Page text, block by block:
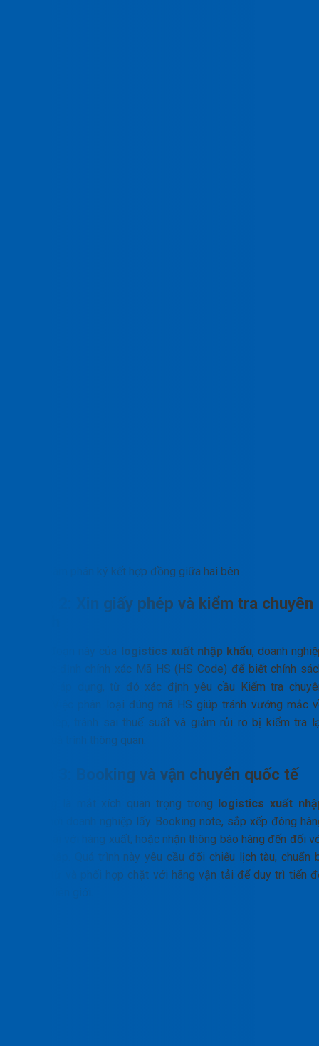
Đàm phán ký kết hợp đồng giữa hai bên
Bước 2: Xin giấy phép và kiểm tra chuyên
Ở giai đoạn này của logistics xuất nhập khẩu, doanh
cần xác định chính xác Mã HS (HS Code) để biết chính
quản lý áp dụng, từ đó xác định yêu cầu Kiểm tra
ngành. Việc phân loại đúng mã HS giúp tránh vướng mắc
giấy phép, tránh sai thuế suất và giảm rủi ro bị kiểm tra
trong quá trình thông quan.
Bước 3: Booking và vận chuyển quốc tế
Booking là mắt xích quan trọng trong
logistics xuất
, nơi doanh nghiệp lấy Booking note, sắp xếp đóng
và hạ bãi với hàng xuất; hoặc nhận thông báo hàng đến đối
hàng nhập. Quá trình này yêu cầu đối chiếu lịch tàu, chuẩn
chứng từ và phối hợp chặt với hãng vận tải để duy trì tiến
xuyên biên giới.